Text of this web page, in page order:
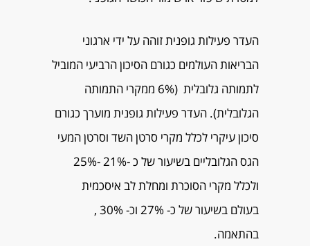
העדר פעילות גופנית זוהה על ידי ארגוני
הבריאות העולמים כגורם הסיכון הרביעי המוביל
לתמותה גלובלית (6% ממקרי התמותה
הגלובלית). העדר פעילות גופנית מוערך כגורם
סיכון עיקרי לכלל מקרי סרטן השד וסרטן המעי
ולכלל מקרי הסוכרת ומחלת לב איסכמית
בעולם בשיעור של כ- 27% וכ- 30% ,
בהתאמה.